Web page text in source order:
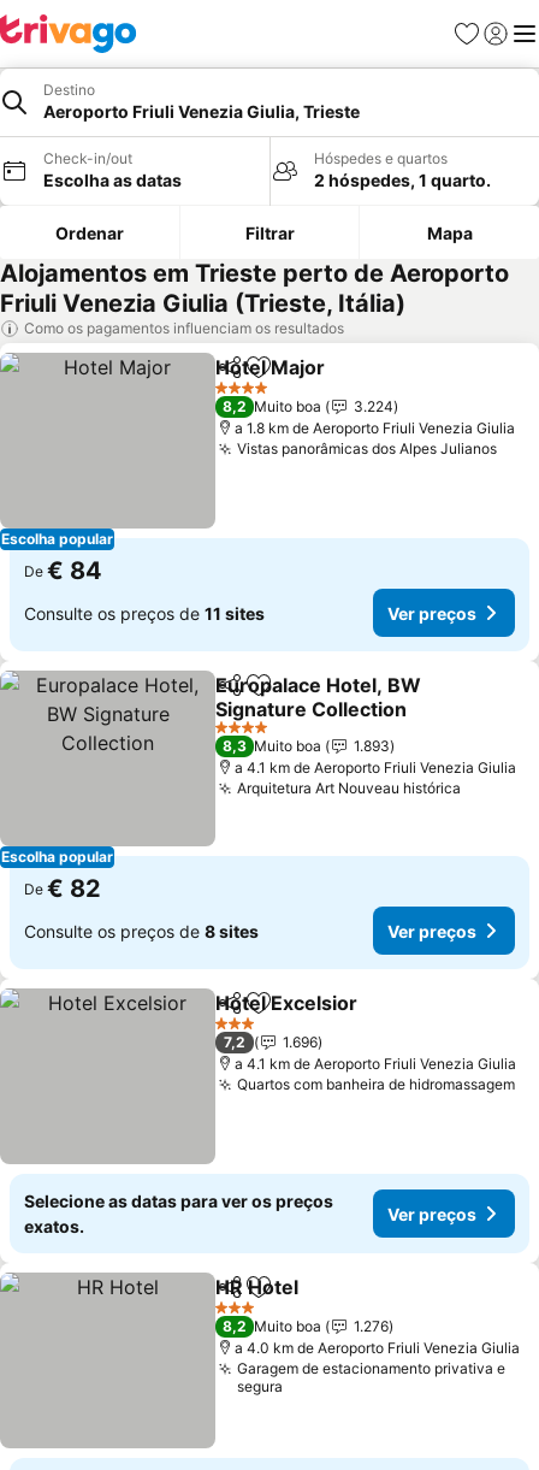
Favoritos
Iniciar
Destino
Aeroporto Friuli Venezia Giulia, Trieste
Check-in/out
Escolha as datas
Hóspedes e quartos
2 hóspedes, 1 quarto.
Ordenar Filtrar Mapa
Alojamentos em Trieste perto de Aeroporto
Friuli Venezia Giulia (Trieste, Itália)
Como os pagamentos influenciam os resultados
Escolha popular
PartilharAdicionar aos favoritos
Hotel Major
4 Estrelas
8,2 Muito boa
3.224
a 1.8 km de Aeroporto Friuli Venezia Giulia
Vistas panorâmicas dos Alpes JulianosVer
De € 84
Consulte os preços de 11 sites Ver preços
Escolha popular
PartilharAdicionar aos favoritos
Europalace Hotel, BW
Signature Collection
Ver preços
4 Estrelas
8,3 Muito boa
1.893
a 4.1 km de Aeroporto Friuli Venezia Giulia
Arquitetura Art Nouveau histórica
De € 82
Consulte os preços de 8 sites Ver preços
PartilharAdicionar aos favoritos
Hotel Excelsior
3 Estrelas
7,2
1.696
a 4.1 km de Aeroporto Friuli Venezia Giulia
Quartos com banheira de hidromassagem
Selecione as datas para ver os preços
exatos.
Ver preços
PartilharAdicionar aos favoritos
HR Hotel
3 Estrelas
8,2 Muito boa
1.276
a 4.0 km de Aeroporto Friuli Venezia Giulia
Garagem de estacionamento privativa e
segura